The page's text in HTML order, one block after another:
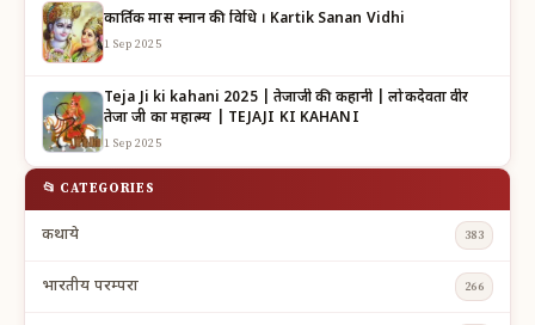
कार्तिक मास स्नान की विधि । Kartik Sanan Vidhi
1 Sep 2025
Teja Ji ki kahani 2025 | तेजाजी की कहानी | लोकदेवता वीर
तेजा जी का महात्म्य | TEJAJI KI KAHANI
1 Sep 2025
📂 CATEGORIES
कथाये 383
भारतीय परम्परा 266